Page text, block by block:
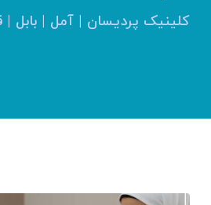
کلینیک پردیسان | آمل | بابل |